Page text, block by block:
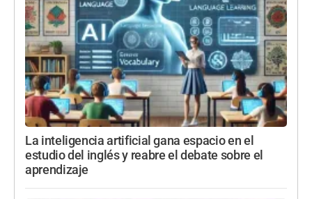
La inteligencia artificial gana espacio en el
estudio del inglés y reabre el debate sobre el
aprendizaje